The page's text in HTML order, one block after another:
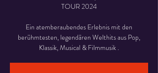
TOUR 2024
Ein atemberaubendes Erlebnis mit den
berühmtesten, legendären Welthits aus Pop,
Klassik, Musical & Filmmusik .